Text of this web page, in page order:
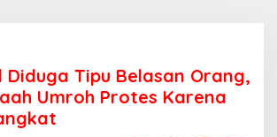
Diduga Tipu Belasan Orang,
Umroh Protes Karena